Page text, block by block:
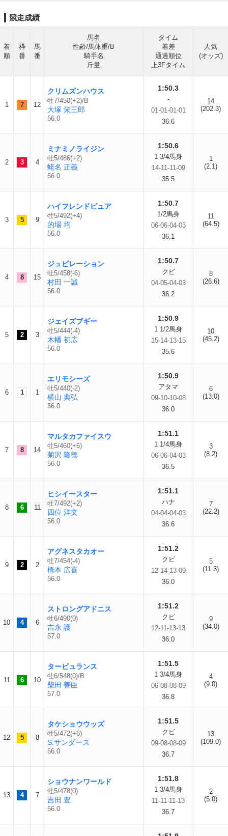
競走成績
着
順
枠
番
馬
番
馬名
性齢/馬体重/B
騎手名
斤量
タイム
着差
通過順位
上3Fタイム
人気
(オッズ)
1 7 12
クリムズンハウス
牡7/450(+2)/B
大塚 栄三郎
56.0
1:50.3
-
01-01-01-01
36.6
14
(202.3)
2 3 4
ミナミノライジン
牡5/486(+2)
蛯名 正義
56.0
1:50.6
1 3/4馬身
14-11-11-09
35.5
1
(2.1)
3 5 9
ハイフレンドピュア
牡5/492(+4)
的場 均
56.0
1:50.7
1/2馬身
06-06-04-03
36.1
11
(64.5)
4 8 15
ジュビレーション
牡5/458(-6)
村田 一誠
56.0
1:50.7
クビ
04-05-04-03
36.2
8
(26.6)
5 2 3
ジェイズブギー
牡5/444(-4)
木幡 初広
56.0
1:50.9
1 1/2馬身
15-14-13-15
35.6
10
(45.2)
6 1 1
エリモシーズ
牡5/440(-2)
横山 典弘
56.0
1:50.9
アタマ
09-10-10-08
36.0
6
(13.0)
7 8 14
マルタカファイスウ
牡5/460(+6)
菊沢 隆徳
56.0
1:51.1
1 1/4馬身
06-06-04-03
36.5
3
(8.2)
8 6 11
ヒシイースター
牡7/492(+2)
四位 洋文
56.0
1:51.1
ハナ
04-04-04-03
36.6
7
(22.2)
9 2 2
アグネスタカオー
牡7/454(-4)
橋本 広喜
56.0
1:51.2
クビ
12-14-13-09
36.0
5
(11.3)
10 4 6
ストロングアドニス
牡6/490(0)
吉永 護
57.0
1:51.2
クビ
12-11-13-13
36.0
9
(34.0)
11 6 10
タービュランス
牡6/548(0)/B
柴田 善臣
57.0
1:51.5
1 3/4馬身
06-08-08-09
36.8
4
(9.0)
12 5 8
タケショウウッズ
牡5/472(+6)
S.サンダース
56.0
1:51.5
クビ
09-08-08-09
36.7
13
(109.0)
13 4 7
ショウナンワールド
牡5/478(0)
吉田 豊
56.0
1:51.8
1 3/4馬身
11-11-11-13
36.7
2
(5.0)